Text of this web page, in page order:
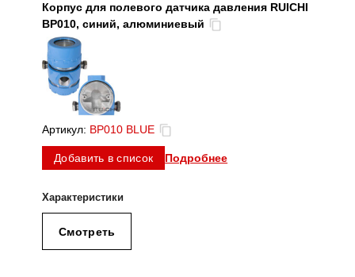
Корпус для полевого датчика давления RUICHI
BP010, синий, алюминиевый
Артикул: BP010 BLUE
Добавить в список Подробнее
Смотреть